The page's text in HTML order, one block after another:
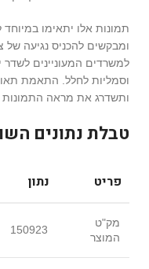
תמונות אלו יתאימו במיוחד
ומבקשים להכניס נגיעה של
למשרדים המעוניינים
וסמליות לחלל. התאמת
ותשדרג את מראה התמונות
טבלת נתונים
פריט נתון
מק"ט
המוצר
150923